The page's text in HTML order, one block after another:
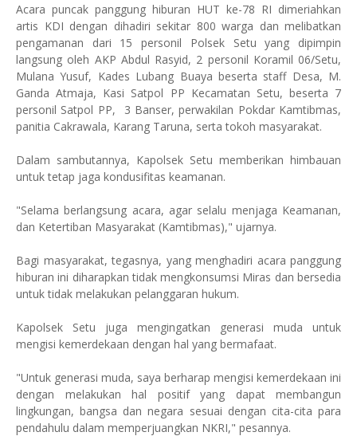
Acara puncak panggung hiburan HUT ke-78 RI dimeriahkan
artis KDI dengan dihadiri sekitar 800 warga dan melibatkan
pengamanan dari 15 personil Polsek Setu yang dipimpin
langsung oleh AKP Abdul Rasyid, 2 personil Koramil 06/Setu,
Mulana Yusuf, Kades Lubang Buaya beserta staff Desa, M.
Ganda Atmaja, Kasi Satpol PP Kecamatan Setu, beserta 7
personil Satpol PP, 3 Banser, perwakilan Pokdar Kamtibmas,
panitia Cakrawala, Karang Taruna, serta tokoh masyarakat.
Dalam sambutannya, Kapolsek Setu memberikan himbauan
untuk tetap jaga kondusifitas keamanan.
"Selama berlangsung acara, agar selalu menjaga Keamanan,
dan Ketertiban Masyarakat (Kamtibmas)," ujarnya.
Bagi masyarakat, tegasnya, yang menghadiri acara panggung
hiburan ini diharapkan tidak mengkonsumsi Miras dan bersedia
untuk tidak melakukan pelanggaran hukum.
Kapolsek Setu juga mengingatkan generasi muda untuk
mengisi kemerdekaan dengan hal yang bermafaat.
"Untuk generasi muda, saya berharap mengisi kemerdekaan ini
dengan melakukan hal positif yang dapat membangun
lingkungan, bangsa dan negara sesuai dengan cita-cita para
pendahulu dalam memperjuangkan NKRI," pesannya.